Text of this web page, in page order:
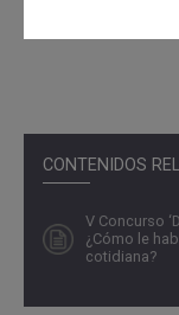
CONTENIDOS
V Concurso
¿Cómo le
cotidiana?
en el último año y
grupo.
* Esta beca se